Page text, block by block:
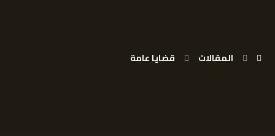
المقالات قضايا عامة